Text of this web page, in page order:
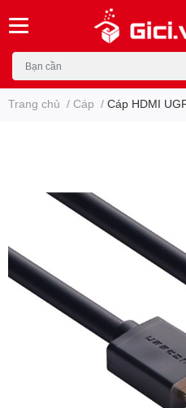
Trang chủ / Cáp / Cáp HDMI